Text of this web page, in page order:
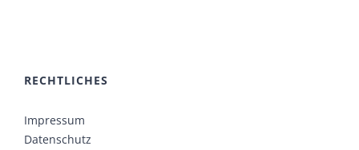
RECHTLICHES
Impressum
Datenschutz